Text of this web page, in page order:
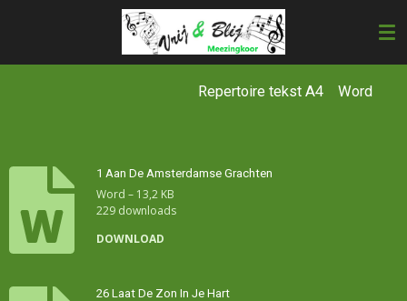
de
Repertoire tekst A4 Word
1 Aan De Amsterdamse Grachten
Word – 13,2 KB
229 downloads
DOWNLOAD
26 Laat De Zon In Je Hart